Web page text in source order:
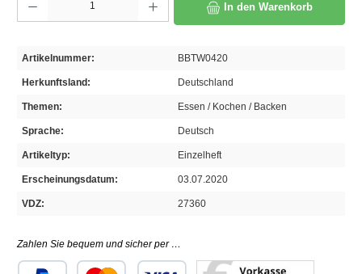
In den Warenkorb
Artikelnummer: BBTW0420
Herkunftsland: Deutschland
Themen: Essen / Kochen / Backen
Sprache: Deutsch
Artikeltyp: Einzelheft
Erscheinungsdatum: 03.07.2020
VDZ: 27360
Zahlen Sie bequem und sicher per …